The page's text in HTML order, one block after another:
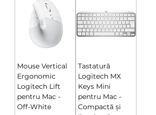
Mouse Vertical
Ergonomic
Logitech Lift
pentru Mac -
Off-White
Tastatură
Logitech MX
Keys Mini
pentru Mac -
Compactă și